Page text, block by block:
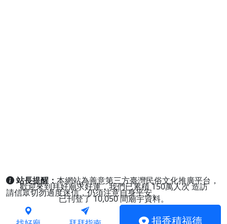
站長提醒：本網站為善意第三方臺灣民俗文化推廣平台，
請信眾切勿過度迷信，仍須注意自身平安。
歡迎來到拜好廟求好運，我們已累積150萬人次造訪
已刊登了10,050間廟宇資料。
捐香積福德